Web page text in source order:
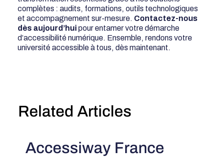
complètes : audits, formations, outils technologiques
et accompagnement sur-mesure. Contactez-nous
dès aujourd’huipour entamer votre démarche
d’accessibilité numérique. Ensemble, rendons votre
université accessible à tous, dès maintenant.
Accessiway France
Related Articles